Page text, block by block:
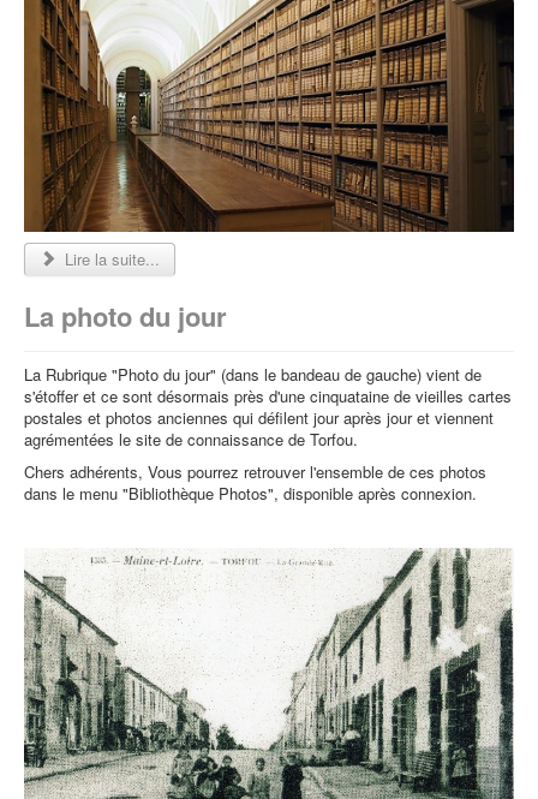
Lire la suite...
La photo du jour
La Rubrique "Photo du jour" (dans le bandeau de gauche) vient de
s'étoffer et ce sont désormais près d'une cinquataine de vieilles cartes
postales et photos anciennes qui défilent jour après jour et viennent
agrémentées le site de connaissance de Torfou.
Chers adhérents, Vous pourrez retrouver l'ensemble de ces photos
dans le menu "Bibliothèque Photos", disponible après connexion.